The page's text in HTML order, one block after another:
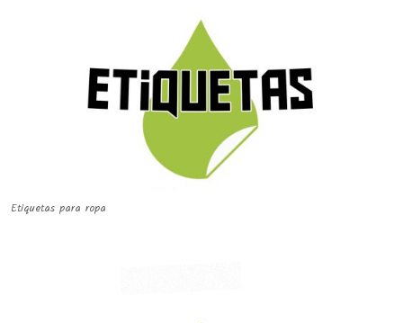
Etiquetas para ropa